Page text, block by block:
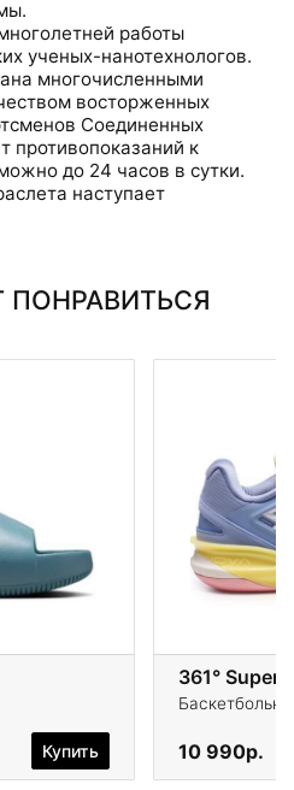
работы
ученых-нанотехнологов.
многочисленными
восторженных
Соединенных
противопоказаний к
до 24 часов в сутки.
наступает
Купить
361°
10 990р.